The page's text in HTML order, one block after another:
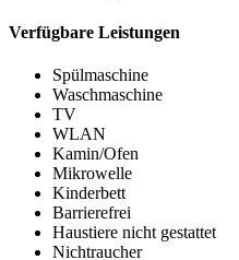
Verfügbare Leistungen
Spülmaschine
Waschmaschine
TV
WLAN
Kamin/Ofen
Mikrowelle
Kinderbett
Barrierefrei
Haustiere nicht gestattet
Nichtraucher